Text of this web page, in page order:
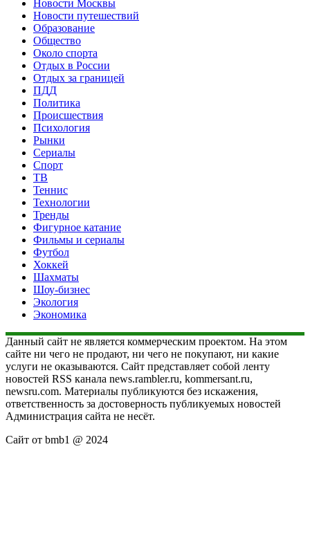
Новости Москвы
Новости путешествий
Образование
Общество
Около спорта
Отдых в России
Отдых за границей
ПДД
Политика
Происшествия
Психология
Рынки
Сериалы
Спорт
ТВ
Теннис
Технологии
Тренды
Фигурное катание
Фильмы и сериалы
Футбол
Хоккей
Шахматы
Шоу-бизнес
Экология
Экономика
Данный сайт не является коммерческим проектом. На этом
сайте ни чего не продают, ни чего не покупают, ни какие
услуги не оказываются. Сайт представляет собой ленту
новостей RSS канала news.rambler.ru, kommersant.ru,
newsru.com. Материалы публикуются без искажения,
ответственность за достоверность публикуемых новостей
Администрация сайта не несёт.
Сайт от bmb1 @ 2024